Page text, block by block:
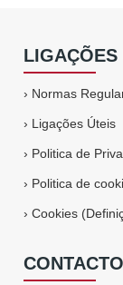
LIGAÇÕES
› Normas
› Ligações Úteis
› Politica de
› Politica de
›Cookies